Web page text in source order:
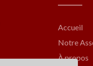
Accueil
Notre
À propos